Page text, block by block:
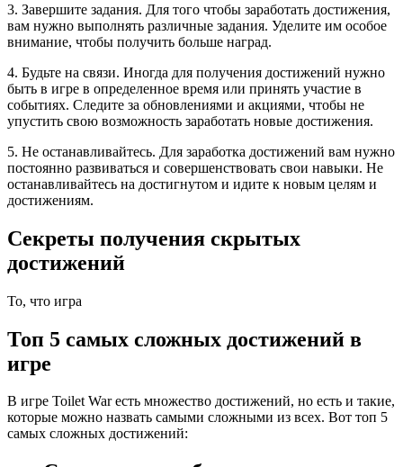
3. Завершите задания. Для того чтобы заработать достижения,
вам нужно выполнять различные задания. Уделите им особое
внимание, чтобы получить больше наград.
4. Будьте на связи. Иногда для получения достижений нужно
быть в игре в определенное время или принять участие в
событиях. Следите за обновлениями и акциями, чтобы не
упустить свою возможность заработать новые достижения.
5. Не останавливайтесь. Для заработка достижений вам нужно
постоянно развиваться и совершенствовать свои навыки. Не
останавливайтесь на достигнутом и идите к новым целям и
достижениям.
Секреты получения скрытых
достижений
То, что игра
Топ 5 самых сложных достижений в
игре
В игре Toilet War есть множество достижений, но есть и такие,
которые можно назвать самыми сложными из всех. Вот топ 5
самых сложных достижений: